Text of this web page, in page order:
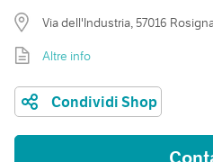
Via dell'Industria, 57016
Altre info
Condividi Shop